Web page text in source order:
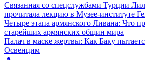
Связанная со спецслужбами Турции
прочитала лекцию в Музее-институте
Четыре этапа армянского Ливана: Что
старейших армянских общин мира
Палач в маске жертвы: Как Баку
Освенцим